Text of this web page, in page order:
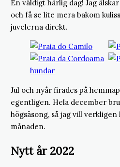
En väldigt härlig dag! Jag
och få se lite mera bakom
juvelerna direkt.
Jul och nyår firades på
egentligen. Hela december
högsäsong, så jag vill
månaden.
Nytt år 2022